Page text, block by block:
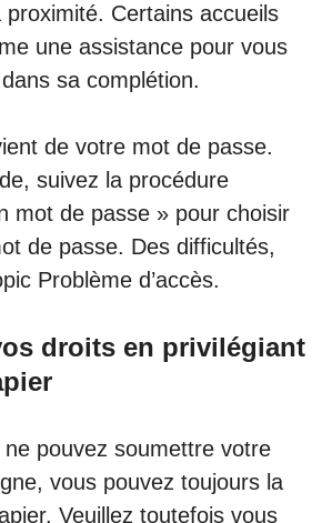
proximité. Certains accueils
une assistance pour vous
sa complétion.
de votre mot de passe.
suivez la procédure
mot de passe » pour choisir
de passe. Des difficultés,
Problème d’accès.
droits en privilégiant
pouvez soumettre votre
vous pouvez toujours la
Veuillez toutefois vous